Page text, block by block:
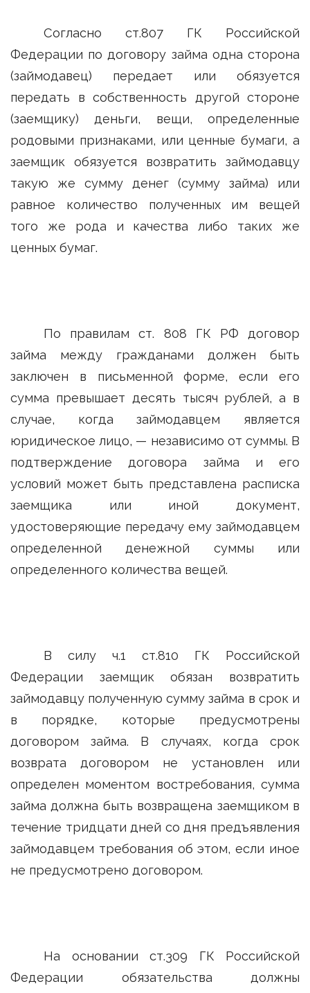
Согласно ст.807 ГК Российской
Федерации по договору займа одна сторона
(займодавец) передает или обязуется
передать в собственность другой стороне
(заемщику) деньги, вещи, определенные
родовыми признаками, или ценные бумаги, а
заемщик обязуется возвратить займодавцу
такую же сумму денег (сумму займа) или
равное количество полученных им вещей
того же рода и качества либо таких же
ценных бумаг.
По правилам ст. 808 ГК РФ договор
займа между гражданами должен быть
заключен в письменной форме, если его
сумма превышает десять тысяч рублей, а в
случае, когда займодавцем является
юридическое лицо, — независимо от суммы. В
подтверждение договора займа и его
условий может быть представлена расписка
заемщика или иной документ,
удостоверяющие передачу ему займодавцем
определенной денежной суммы или
определенного количества вещей.
В силу ч.1 ст.810 ГК Российской
Федерации заемщик обязан возвратить
займодавцу полученную сумму займа в срок и
в порядке, которые предусмотрены
договором займа. В случаях, когда срок
возврата договором не установлен или
определен моментом востребования, сумма
займа должна быть возвращена заемщиком в
течение тридцати дней со дня предъявления
займодавцем требования об этом, если иное
не предусмотрено договором.
На основании ст.309 ГК Российской
Федерации обязательства должны